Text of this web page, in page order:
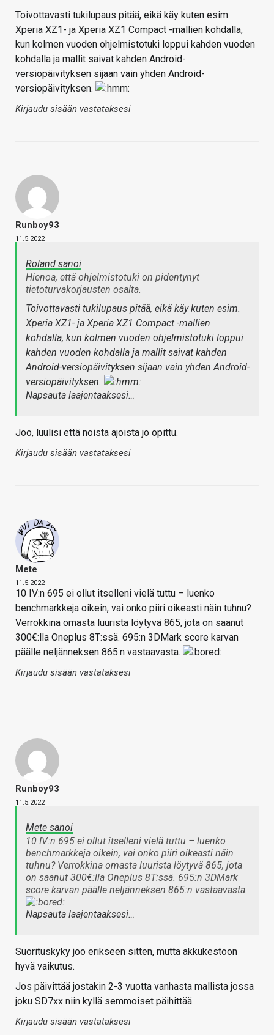
Toivottavasti tukilupaus pitää, eikä käy kuten esim.
Xperia XZ1- ja Xperia XZ1 Compact -mallien kohdalla,
kun kolmen vuoden ohjelmistotuki loppui kahden vuoden
kohdalla ja mallit saivat kahden Android-
versiopäivityksen sijaan vain yhden Android-
versiopäivityksen.
Kirjaudu sisään vastataksesi
Runboy93
11.5.2022
Roland sanoi
Hienoa, että ohjelmistotuki on pidentynyt
tietoturvakorjausten osalta.
Toivottavasti tukilupaus pitää, eikä käy kuten esim.
Xperia XZ1- ja Xperia XZ1 Compact -mallien
kohdalla, kun kolmen vuoden ohjelmistotuki loppui
kahden vuoden kohdalla ja mallit saivat kahden
Android-versiopäivityksen sijaan vain yhden Android-
versiopäivityksen.
Napsauta laajentaaksesi…
Joo, luulisi että noista ajoista jo opittu.
Kirjaudu sisään vastataksesi
Mete
11.5.2022
10 IV:n 695 ei ollut itselleni vielä tuttu – luenko
benchmarkkeja oikein, vai onko piiri oikeasti näin tuhnu?
Verrokkina omasta luurista löytyvä 865, jota on saanut
300€:lla Oneplus 8T:ssä. 695:n 3DMark score karvan
päälle neljänneksen 865:n vastaavasta.
Kirjaudu sisään vastataksesi
Runboy93
11.5.2022
Mete sanoi
10 IV:n 695 ei ollut itselleni vielä tuttu – luenko
benchmarkkeja oikein, vai onko piiri oikeasti näin
tuhnu? Verrokkina omasta luurista löytyvä 865, jota
on saanut 300€:lla Oneplus 8T:ssä. 695:n 3DMark
score karvan päälle neljänneksen 865:n vastaavasta.
Napsauta laajentaaksesi…
Suorituskyky joo erikseen sitten, mutta akkukestoon
hyvä vaikutus.
Jos päivittää jostakin 2-3 vuotta vanhasta mallista jossa
joku SD7xx niin kyllä semmoiset päihittää.
Kirjaudu sisään vastataksesi